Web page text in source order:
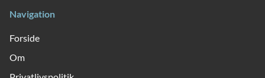
Navigation
Forside
Om